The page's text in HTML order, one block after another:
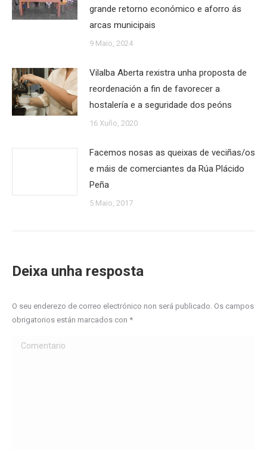
grande retorno económico e aforro ás
arcas municipais
9 Maio, 2024
Vilalba Aberta rexistra unha proposta de
reordenación a fin de favorecer a
hostalería e a seguridade dos peóns
16 Xuño, 2020
Facemos nosas as queixas de veciñas/os
e máis de comerciantes da Rúa Plácido
Peña
5 Maio, 2017
Deixa unha resposta
O seu enderezo de correo electrónico non será publicado. Os campos
obrigatorios están marcados con *
Comentario